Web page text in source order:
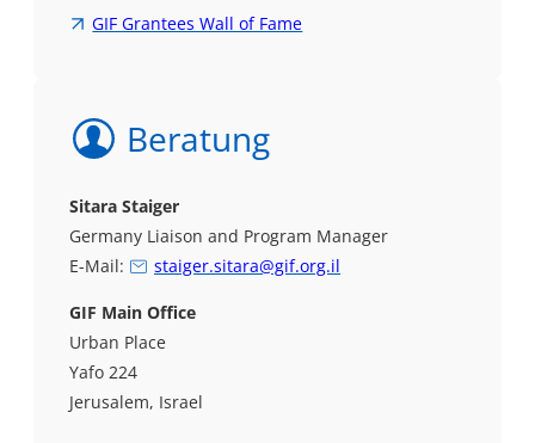
GIF Grantees Wall of Fame
Beratung
Sitara Staiger
Germany Liaison and Program Manager
E-Mail:
staiger.sitara@gif.org.il
GIF Main Office
Urban Place
Yafo 224
Jerusalem, Israel